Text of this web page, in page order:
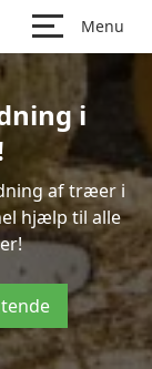
Menu
i
af træer i
hjælp til alle